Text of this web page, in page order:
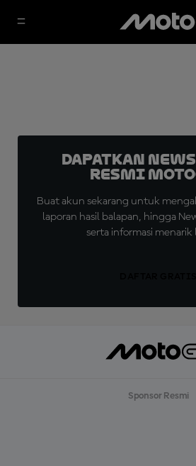
Dapatkan
Resmi
Buat akun sekarang untuk
laporan hasil balapan, hingga
serta informasi menarik
Sponsor Resmi